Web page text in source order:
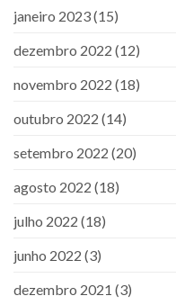
janeiro 2023(15)
dezembro 2022 (12)
novembro 2022 (18)
outubro 2022 (14)
setembro 2022 (20)
agosto 2022 (18)
julho 2022 (18)
junho 2022 (3)
dezembro 2021 (3)